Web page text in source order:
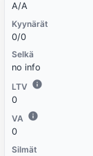
A/A
Kyynärät
0/0
Selkä
no info
LTV
0
VA
0
Silmät